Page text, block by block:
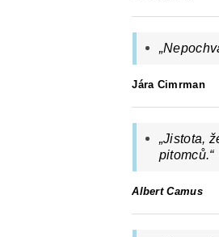
Jára Cimrman
„Jistota,
pitomců.“
Albert Camus